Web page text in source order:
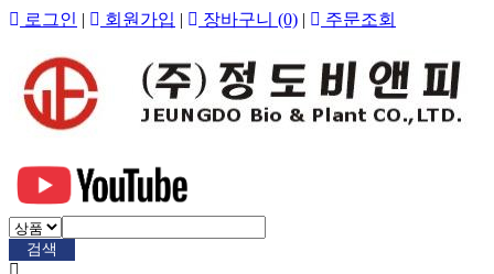
로그인 | 회원가입 | 장바구니 (0) | 주문조회
검색